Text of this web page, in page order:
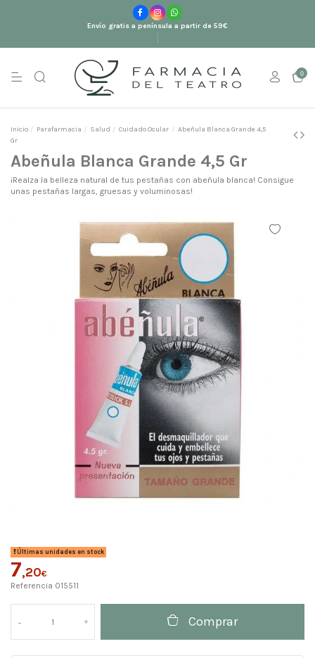
Envío gratis a península a partir de 59€
0
Inicio Parafarmacia Salud Cuidado Ocular
Abeñula Blanca Grande 4,5
Gr
Abeñula Blanca Grande 4,5 Gr
¡Realza la belleza natural de tus pestañas con abeñula blanca! Consigue
unas pestañas largas, gruesas y voluminosas!
Últimas unidades en stock
7,20€
Referencia 015511
Comprar